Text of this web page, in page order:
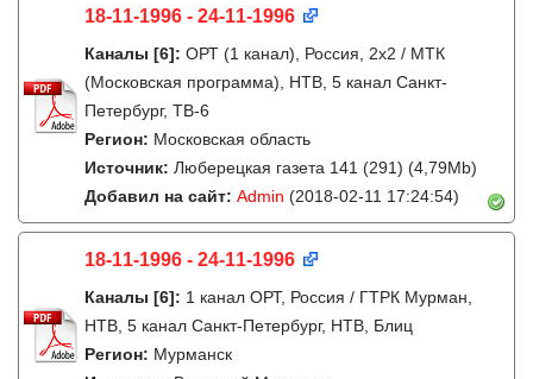
18-11-1996 - 24-11-1996
Каналы [6]: ОРТ (1 канал), Россия, 2x2 / МТК
(Московская программа), НТВ, 5 канал Санкт-
Петербург, ТВ-6
Регион: Московская область
Источник: Люберецкая газета 141 (291) (4,79Mb)
Добавил на сайт: Admin (2018-02-11 17:24:54)
18-11-1996 - 24-11-1996
Каналы [6]: 1 канал ОРТ, Россия / ГТРК Мурман,
НТВ, 5 канал Санкт-Петербург, НТВ, Блиц
Регион: Мурманск